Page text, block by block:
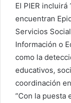
El PIER
encuentran
Servicios
Información o
como la
educativos,
coordinación
“Con la puesta